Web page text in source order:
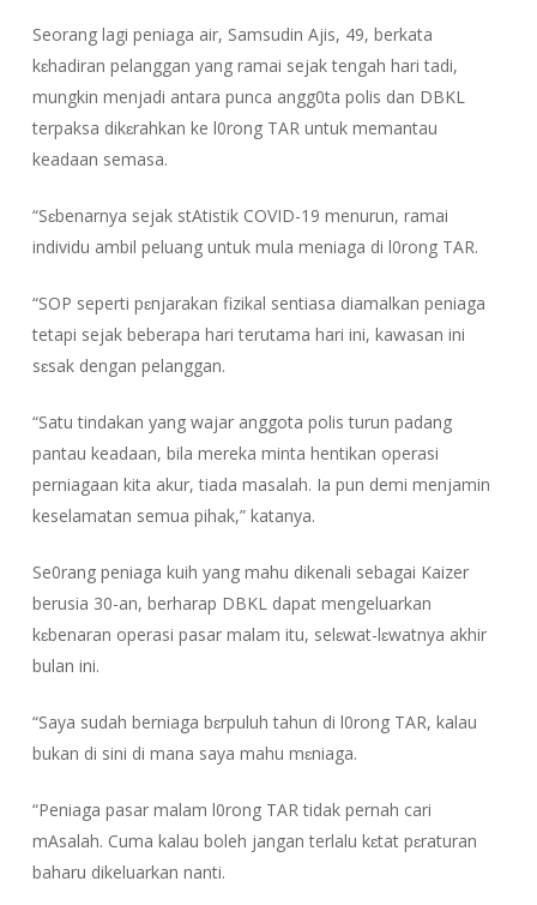
Seorang lagi peniaga air, Samsudin Ajis, 49, berkata
kɛhadiran pelanggan yang ramai sejak tengah hari tadi,
mungkin menjadi antara punca angg0ta polis dan DBKL
terpaksa dikɛrahkan ke l0rong TAR untuk memantau
keadaan semasa.
“Sɛbenarnya sejak stAtistik COVID-19 menurun, ramai
individu ambil peluang untuk mula meniaga di l0rong TAR.
“SOP seperti pɛnjarakan fizikal sentiasa diamalkan peniaga
tetapi sejak beberapa hari terutama hari ini, kawasan ini
sɛsak dengan pelanggan.
“Satu tindakan yang wajar anggota polis turun padang
pantau keadaan, bila mereka minta hentikan operasi
perniagaan kita akur, tiada masalah. Ia pun demi menjamin
keselamatan semua pihak,” katanya.
Se0rang peniaga kuih yang mahu dikenali sebagai Kaizer
berusia 30-an, berharap DBKL dapat mengeluarkan
kɛbenaran operasi pasar malam itu, selɛwat-lɛwatnya akhir
bulan ini.
“Saya sudah berniaga bɛrpuluh tahun di l0rong TAR, kalau
bukan di sini di mana saya mahu mɛniaga.
“Peniaga pasar malam l0rong TAR tidak pernah cari
mAsalah. Cuma kalau boleh jangan terlalu kɛtat pɛraturan
baharu dikeluarkan nanti.